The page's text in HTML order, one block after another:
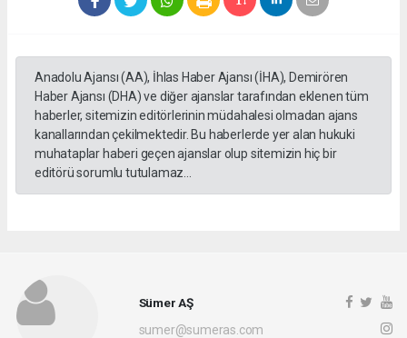
Anadolu Ajansı (AA), İhlas Haber Ajansı (İHA), Demirören
Haber Ajansı (DHA) ve diğer ajanslar tarafından eklenen tüm
haberler, sitemizin editörlerinin müdahalesi olmadan ajans
kanallarından çekilmektedir. Bu haberlerde yer alan hukuki
muhataplar haberi geçen ajanslar olup sitemizin hiç bir
editörü sorumlu tutulamaz...
Sümer AŞ
sumer@sumeras.com